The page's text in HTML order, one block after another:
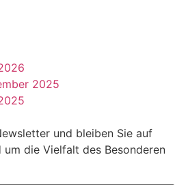
2025
und bleiben Sie auf
die Vielfalt des Besonderen